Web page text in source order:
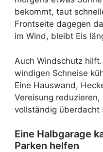
bekommt, taut
Frontseite dagegen
im Wind, bleibt Eis
Auch Windschutz
windigen Schneise
Eine Hauswand,
Vereisung
vollständig überdacht
Eine Halbgarage
Parken helfen